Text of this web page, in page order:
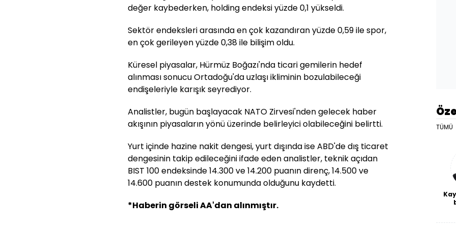
değer kaybederken, holding endeksi yüzde 0,1 yükseldi.
Sektör endeksleri arasında en çok kazandıran yüzde 0,59 ile spor,
en çok gerileyen yüzde 0,38 ile bilişim oldu.
Küresel piyasalar, Hürmüz Boğazı'nda ticari gemilerin hedef
alınması sonucu Ortadoğu'da uzlaşı ikliminin bozulabileceği
endişeleriyle karışık seyrediyor.
Analistler, bugün başlayacak NATO Zirvesi'nden gelecek haber
akışının piyasaların yönü üzerinde belirleyici olabileceğini belirtti.
Yurt içinde hazine nakit dengesi, yurt dışında ise ABD'de dış ticaret
dengesinin takip edileceğini ifade eden analistler, teknik açıdan
BIST 100 endeksinde 14.300 ve 14.200 puanın direnç, 14.500 ve
14.600 puanın destek konumunda olduğunu kaydetti.
*Haberin görseli AA'dan alınmıştır.
TÜMÜ